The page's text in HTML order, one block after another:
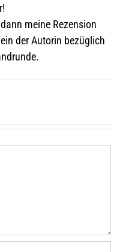
meine Rezen­sion
der Autorin bezüg­lich